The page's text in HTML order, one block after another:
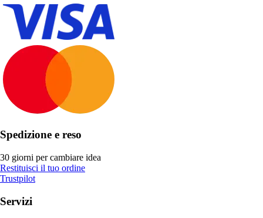
Spedizione e reso
30 giorni per cambiare idea
Restituisci il tuo ordine
Trustpilot
Servizi